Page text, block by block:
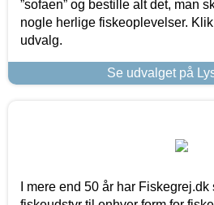
”sofaen” og bestille alt det, man
nogle herlige fiskeoplevelser.
udvalg.
Se udvalget på
I mere end 50 år har